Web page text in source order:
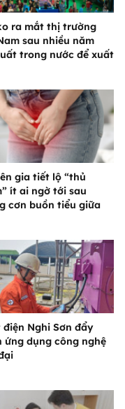
ra mắt thị trường
sau nhiều năm
trong nước để xuất
gia tiết lộ “thủ
ít ai ngờ tới sau
cơn buồn tiểu giữa
điện Nghi Sơn đẩy
ứng dụng công nghệ